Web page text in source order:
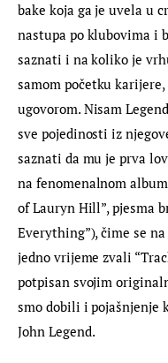
bake koja ga je uvela u
nastupa po klubovima i
saznati i na koliko je
samom početku
ugovorom. Nisam
sve pojedinosti iz
saznati da mu je prva
na fenomenalnom
of Lauryn Hill”, pjesma
Everything”), čime se
jedno vrijeme zvali
potpisan svojim
smo dobili i pojašnjenje
John Legend.